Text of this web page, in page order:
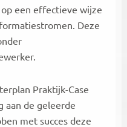
een effectieve wijze
Deze
Praktijk-Case
aan de geleerde
met succes deze